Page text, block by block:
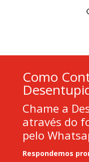
Como
Chame a
através do
pelo
Respondemos